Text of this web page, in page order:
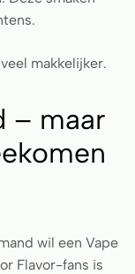
makkelijker.
– maar
wil een Vape
Flavor-fans is